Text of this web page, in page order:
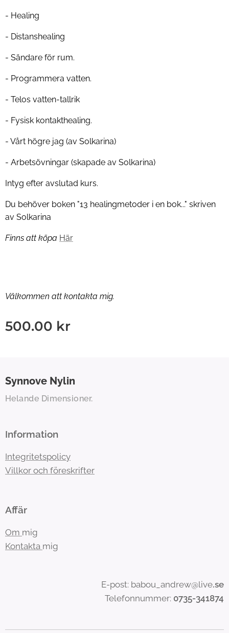
- Healing
- Distanshealing
- Sändare för rum.
- Programmera vatten.
- Telos vatten-tallrik
- Fysisk kontakthealing.
- Vårt högre jag (av Solkarina)
- Arbetsövningar (skapade av Solkarina)
Intyg efter avslutad kurs.
Du behöver boken "13 healingmetoder i en bok..." skriven
av Solkarina
Finns att köpa Här
Välkommen att kontakta mig.
500.00 kr
Synnove Nylin
Helande Dimensioner.
Information
Integritetspolicy
Villkor och föreskrifter
Affär
Om mig
Kontakta mig
E-post: babou_andrew@live.se
Telefonnummer: 0735-341874